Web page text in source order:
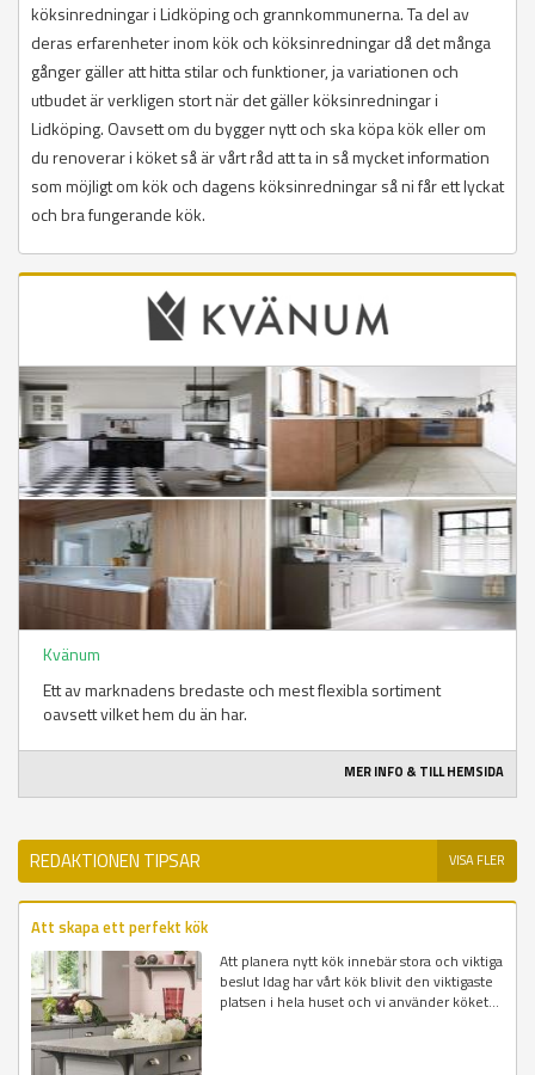
köksinredningar i Lidköping och grannkommunerna. Ta del av
deras erfarenheter inom kök och köksinredningar då det många
gånger gäller att hitta stilar och funktioner, ja variationen och
utbudet är verkligen stort när det gäller köksinredningar i
Lidköping. Oavsett om du bygger nytt och ska köpa kök eller om
du renoverar i köket så är vårt råd att ta in så mycket information
som möjligt om kök och dagens köksinredningar så ni får ett lyckat
och bra fungerande kök.
Kvänum
Ett av marknadens bredaste och mest flexibla sortiment
oavsett vilket hem du än har.
MER INFO & TILL HEMSIDA
REDAKTIONEN TIPSAR VISA FLER
Att skapa ett perfekt kök
Att planera nytt kök innebär stora och viktiga
beslut Idag har vårt kök blivit den viktigaste
platsen i hela huset och vi använder köket...